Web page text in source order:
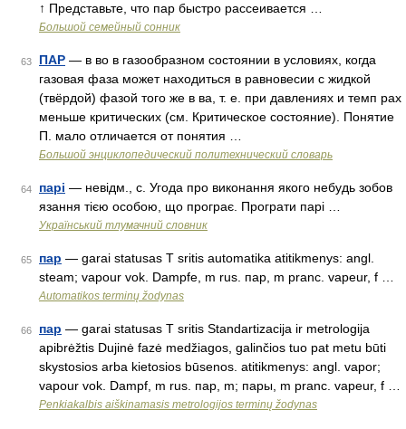
↑ Представьте, что пар быстро рассеивается …
Большой семейный сонник
63 ПАР — в во в газообразном состоянии в условиях, когда
газовая фаза может находиться в равновесии с жидкой
(твёрдой) фазой того же в ва, т. е. при давлениях и темп pax
меньше критических (см. Критическое состояние). Понятие
П. мало отличается от понятия …
Большой энциклопедический политехнический словарь
64 парі — невідм., с. Угода про виконання якого небудь зобов
язання тією особою, що програє. Програти парі …
Український тлумачний словник
65 пар — garai statusas T sritis automatika atitikmenys: angl.
steam; vapour vok. Dampfe, m rus. пар, m pranc. vapeur, f …
Automatikos terminų žodynas
66 пар — garai statusas T sritis Standartizacija ir metrologija
apibrėžtis Dujinė fazė medžiagos, galinčios tuo pat metu būti
skystosios arba kietosios būsenos. atitikmenys: angl. vapor;
vapour vok. Dampf, m rus. пар, m; пары, m pranc. vapeur, f …
Penkiakalbis aiškinamasis metrologijos terminų žodynas